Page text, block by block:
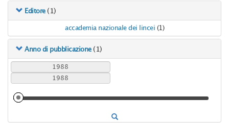
Editore (1)
accademia nazionale dei lincei (1)
Anno di pubblicazione (1)